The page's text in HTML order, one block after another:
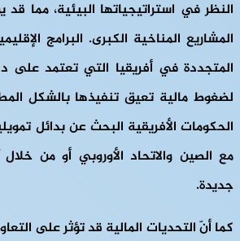
النظر في استراتيجياتها البيئية، مما
المشاريع المناخية الكبرى. البرامج
المتجددة في أفريقيا التي تعتمد
لضغوط مالية تعيق تنفيذها بالشكل
الحكومات الأفريقية البحث عن بدائل
مع الصين والاتحاد الأوروبي أو من
جديدة.
كما أنّ التحديات المالية قد تؤثر على